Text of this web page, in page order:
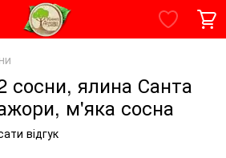
сосни, ялина Санта
м'яка сосна
відгук